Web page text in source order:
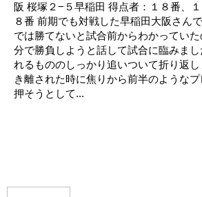
阪 桜塚２−５早稲田 得点者：１８番、
８番 前期でも対戦した早稲田大阪さん
では勝てないと試合前からわかってい
分で勝負しようと話して試合に臨みま
れるもののしっかり追いついて折り返
き離された時に焦りから前半のような
押そうとして...